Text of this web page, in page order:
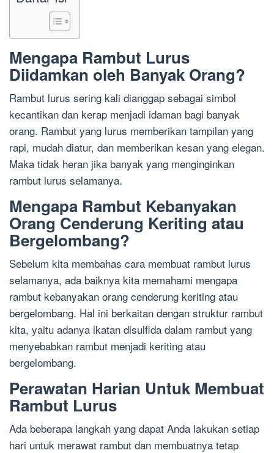
Mengapa Rambut Lurus
Diidamkan oleh Banyak Orang?
Rambut lurus sering kali dianggap sebagai simbol
kecantikan dan kerap menjadi idaman bagi banyak
orang. Rambut yang lurus memberikan tampilan yang
rapi, mudah diatur, dan memberikan kesan yang elegan.
Maka tidak heran jika banyak yang menginginkan
rambut lurus selamanya.
Mengapa Rambut Kebanyakan
Orang Cenderung Keriting atau
Bergelombang?
Sebelum kita membahas cara membuat rambut lurus
selamanya, ada baiknya kita memahami mengapa
rambut kebanyakan orang cenderung keriting atau
bergelombang. Hal ini berkaitan dengan struktur rambut
kita, yaitu adanya ikatan disulfida dalam rambut yang
menyebabkan rambut menjadi keriting atau
bergelombang.
Perawatan Harian Untuk Membuat
Rambut Lurus
Ada beberapa langkah yang dapat Anda lakukan setiap
hari untuk merawat rambut dan membuatnya tetap